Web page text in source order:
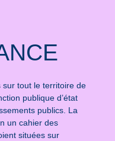
sur tout le territoire de
publique d’état
publics. La
un cahier des
situées sur